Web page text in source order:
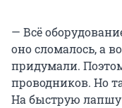
— Всё
оно сломалось, а
придумали.
проводников. Но
На быструю лапшу